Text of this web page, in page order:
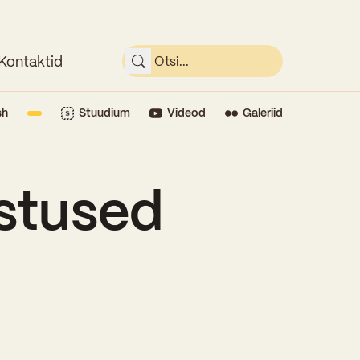
Stuudium Videod Galeriid